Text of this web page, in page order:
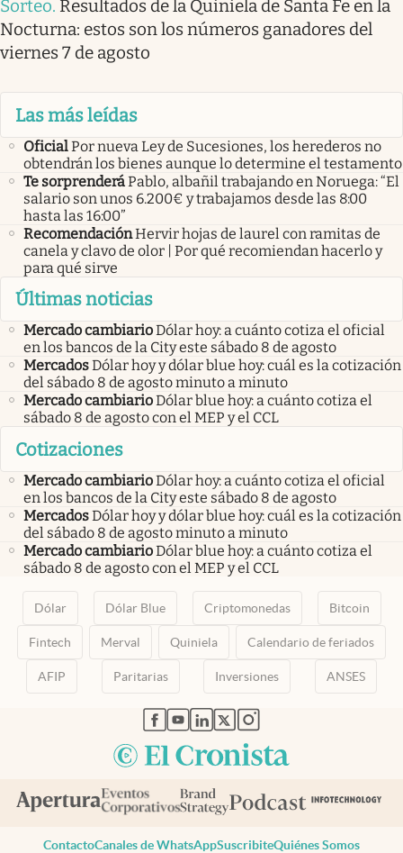
Sorteo. Resultados de la Quiniela de Santa Fe en la
Nocturna: estos son los números ganadores del
viernes 7 de agosto
Las más leídas
OficialPor nueva Ley de Sucesiones, los herederos no
obtendrán los bienes aunque lo determine el testamento
Te sorprenderáPablo, albañil trabajando en Noruega: “El
salario son unos 6.200€ y trabajamos desde las 8:00
hasta las 16:00”
RecomendaciónHervir hojas de laurel con ramitas de
canela y clavo de olor | Por qué recomiendan hacerlo y
para qué sirve
Últimas noticias
Mercado cambiarioDólar hoy: a cuánto cotiza el oficial
en los bancos de la City este sábado 8 de agosto
MercadosDólar hoy y dólar blue hoy: cuál es la cotización
del sábado 8 de agosto minuto a minuto
Mercado cambiarioDólar blue hoy: a cuánto cotiza el
sábado 8 de agosto con el MEP y el CCL
Cotizaciones
Mercado cambiarioDólar hoy: a cuánto cotiza el oficial
en los bancos de la City este sábado 8 de agosto
MercadosDólar hoy y dólar blue hoy: cuál es la cotización
del sábado 8 de agosto minuto a minuto
Mercado cambiarioDólar blue hoy: a cuánto cotiza el
sábado 8 de agosto con el MEP y el CCL
Dólar Dólar Blue Criptomonedas Bitcoin
Fintech Merval Quiniela Calendario de feriados
AFIP Paritarias Inversiones ANSES
abre en nueva pestaña
abre en nueva pestaña
abre en nueva pestaña
abre en nueva pestaña
abre en nueva pestaña
ContactoCanales de WhatsAppSuscribiteQuiénes Somos